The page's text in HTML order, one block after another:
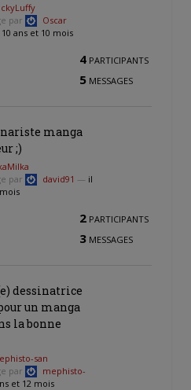
par
Oscar
10 ans et 10 mois
4 PARTICIPANTS
5 MESSAGES
manga
;)
par
david91 — il
2 PARTICIPANTS
3 MESSAGES
dessinatrice
un manga
la bonne
san
par
mephisto-
et 12 mois